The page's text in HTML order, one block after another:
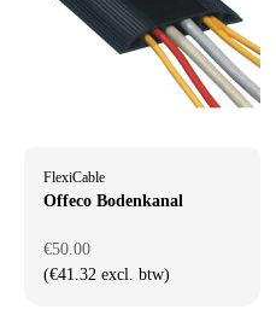
FlexiCable
Offeco Bodenkanal
€50.00
(€41.32 excl. btw)